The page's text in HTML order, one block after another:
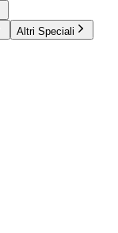
Altri Speciali